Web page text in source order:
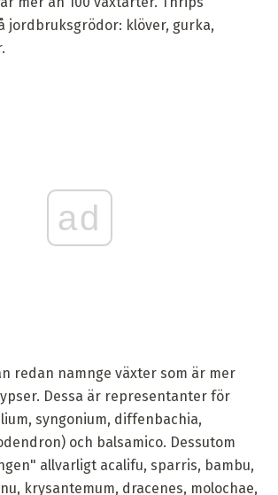
jordbruksgrödor: klöver, gurka,
ad
redan namnge växter som är mer
Dessa är representanter för
syngonium, diffenbachia,
och balsamico. Dessutom
allvarligt acalifu, sparris, bambu,
krysantemum, dracenes, molochae,